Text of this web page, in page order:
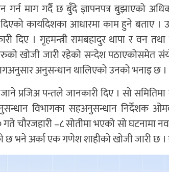
माग गर्दै छ बुँदे ज्ञापनपत्र बुझाएको
कार्यादेशका आधारमा काम हुने बताए ।
। गृहमन्त्री रामबहादुर थापा र वन तथा
खोजी जारी रहेको सन्देश
अनुसन्धान थालिएको उनको भनाइ छ ।
प्रजिअ पन्तले जानकारी दिए । सो समितिमा
अनुसन्धान विभागका सहअनुसन्धान निर्देशक
–८ सोतीमा भएको सो घटनामा
छ भने अर्का एक गणेश शाहीको खोजी जारी छ ।